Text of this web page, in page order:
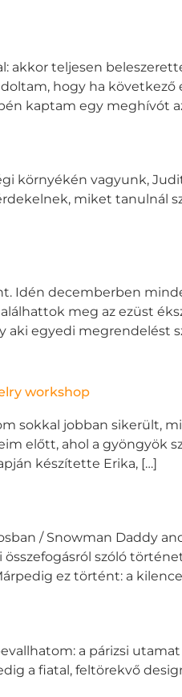
akkor teljesen
hogy ha következő
kaptam egy meghívót
környékén vagyunk,
miket tanulnál
Idén decemberben
meg az ezüst
egyedi megrendelést
workshop
sokkal jobban sikerült,
előtt, ahol a gyöngyök
készítette Erika, […]
/ Snowman Daddy
szóló
ez történt: a
a párizsi
a fiatal, feltörekvő